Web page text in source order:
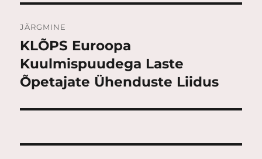
JÄRGMINE
Järgmine
postitus:
KLÕPS Euroopa
Kuulmispuudega Laste
Õpetajate Ühenduste Liidus